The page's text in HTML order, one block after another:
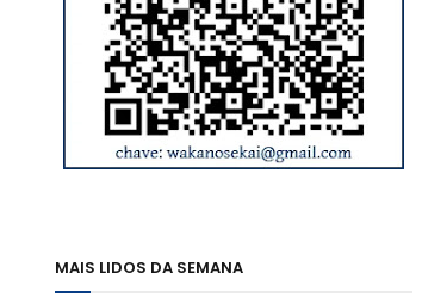
MAIS LIDOS DA SEMANA